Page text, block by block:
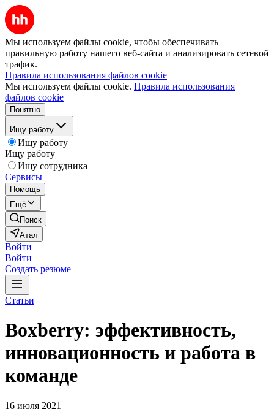
Мы используем файлы cookie, чтобы обеспечивать
правильную работу нашего веб-сайта и анализировать сетевой
трафик.
Правила использования файлов cookie
Мы используем файлы cookie. Правила использования
файлов cookie
Понятно
Ищу работу
Ищу работу
Ищу работу
Ищу сотрудника
Сервисы
Помощь
Ещё
Поиск
Атал
Войти
Войти
Создать резюме
Статьи
Boxberry: эффективность,
инновационность и работа в
команде
16 июля 2021